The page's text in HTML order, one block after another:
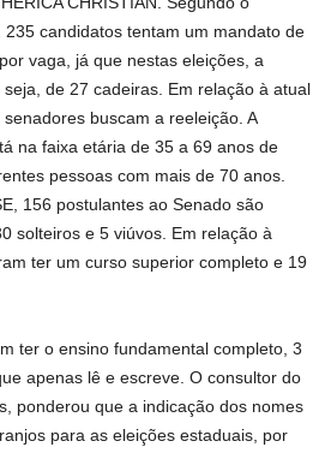
candidatos tentam um mandato de
vaga, já que nestas eleições, a
de 27 cadeiras. Em relação à atual
buscam a reeleição. A
na faixa etária de 35 a 69 anos de
pessoas com mais de 70 anos.
156 postulantes ao Senado são
solteiros e 5 viúvos. Em relação à
ter um curso superior completo e 19
ter o ensino fundamental completo, 3
apenas lê e escreve. O consultor do
ponderou que a indicação dos nomes
para as eleições estaduais, por